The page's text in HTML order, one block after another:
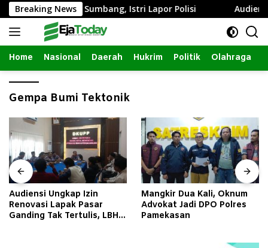
Langsung
ke
konten
Breaking News
dengan Janda Sumbang, Istri Lapor Polisi
Home Nasional Daerah Hukrim Politik Olahraga
Gempa Bumi Tektonik
Audiensi Ungkap Izin
Renovasi Lapak Pasar
Ganding Tak Tertulis, LBH
Mangkir Dua Kali, Oknum
Advokat Jadi DPO Polres
Pamekasan